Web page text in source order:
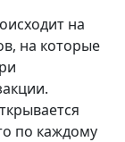
на
на которые
по каждому